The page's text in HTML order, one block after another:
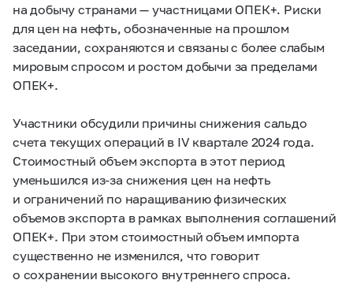
на добычу странами — участницами ОПЕК+. Риски
для цен на нефть, обозначенные на прошлом
заседании, сохраняются и связаны с более слабым
мировым спросом и ростом добычи за пределами
ОПЕК+.
Участники обсудили причины снижения сальдо
счета текущих операций в IV квартале 2024 года.
Стоимостный объем экспорта в этот период
уменьшился из‑за снижения цен на нефть
и ограничений по наращиванию физических
объемов экспорта в рамках выполнения соглашений
ОПЕК+. При этом стоимостный объем импорта
существенно не изменился, что говорит
о сохранении высокого внутреннего спроса.